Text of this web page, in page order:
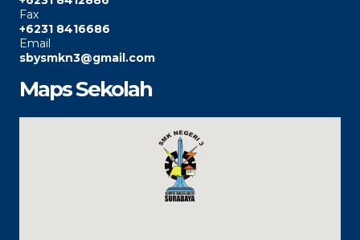
Fax
+6231 8416686
Email
sbysmkn3@gmail.com
Maps Sekolah